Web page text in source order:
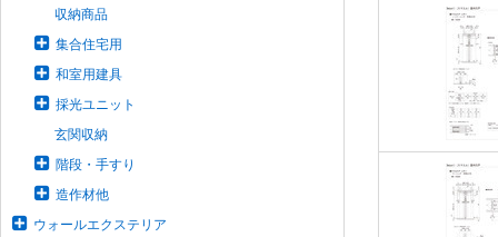
収納商品
集合住宅用
和室用建具
採光ユニット
玄関収納
階段・手すり
造作材他
ウォールエクステリア